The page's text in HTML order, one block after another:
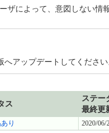
ザによって、意図しない情
アップデートしてください
ス
ステー
最終更
り 2020/06/